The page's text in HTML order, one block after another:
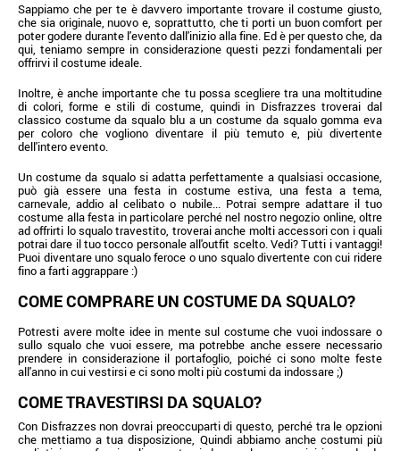
Sappiamo che per te è davvero importante trovare il costume giusto,
che sia originale, nuovo e, soprattutto, che ti porti un buon comfort per
poter godere durante l'evento dall'inizio alla fine. Ed è per questo che, da
qui, teniamo sempre in considerazione questi pezzi fondamentali per
offrirvi il costume ideale.
Inoltre, è anche importante che tu possa scegliere tra una moltitudine
di colori, forme e stili di costume, quindi in Disfrazzes troverai dal
classico costume da squalo blu a un costume da squalo gomma eva
per coloro che vogliono diventare il più temuto e, più divertente
dell'intero evento.
Un costume da squalo si adatta perfettamente a qualsiasi occasione,
può già essere una festa in costume estiva, una festa a tema,
carnevale, addio al celibato o nubile... Potrai sempre adattare il tuo
costume alla festa in particolare perché nel nostro negozio online, oltre
ad offrirti lo squalo travestito, troverai anche molti accessori con i quali
potrai dare il tuo tocco personale all'outfit scelto. Vedi? Tutti i vantaggi!
Puoi diventare uno squalo feroce o uno squalo divertente con cui ridere
fino a farti aggrappare :)
COME COMPRARE UN COSTUME DA SQUALO?
Potresti avere molte idee in mente sul costume che vuoi indossare o
sullo squalo che vuoi essere, ma potrebbe anche essere necessario
prendere in considerazione il portafoglio, poiché ci sono molte feste
all'anno in cui vestirsi e ci sono molti più costumi da indossare ;)
COME TRAVESTIRSI DA SQUALO?
Con Disfrazzes non dovrai preoccuparti di questo, perché tra le opzioni
che mettiamo a tua disposizione, Quindi abbiamo anche costumi più